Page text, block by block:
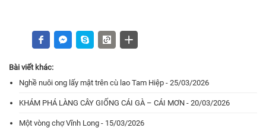
Bài viết khác:
Nghề nuôi ong lấy mật trên cù lao Tam Hiệp - 25/03/2026
KHÁM PHÁ LÀNG CÂY GIỐNG CÁI GÀ – CÁI MƠN - 20/03/2026
Một vòng chợ Vĩnh Long - 15/03/2026